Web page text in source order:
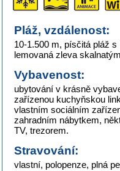
Pláž, vzdálenost:
10-1.500 m, písčitá pláž
lemovaná zleva
Vybavenost:
ubytování v krásně
zařízenou kuchyňskou
vlastním sociálním
zahradním nábytkem,
TV, trezorem.
Stravování:
vlastní, polopenze, plná